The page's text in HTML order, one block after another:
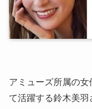
アミューズ所属の
て活躍する鈴木美羽